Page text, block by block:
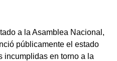
a la Asamblea Nacional,
públicamente el estado
incumplidas en torno a la